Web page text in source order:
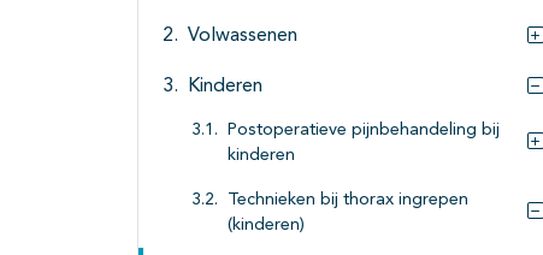
Volwassenen
Kinderen
Postoperatieve pijnbehandeling bij
kinderen
Technieken bij thorax ingrepen
(kinderen)